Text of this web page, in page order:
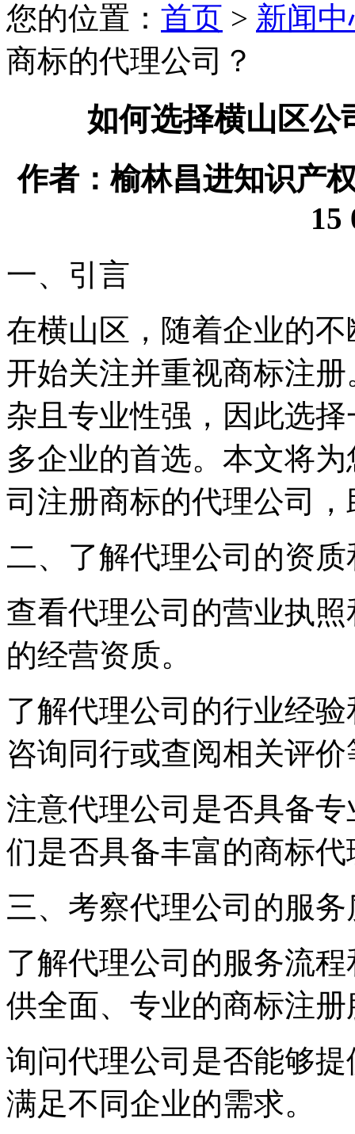
您的位置： 首页 > 新闻
商标的代理公司？
如何选择横山区公
作者：榆林昌进知识产
15
一、引言
在横山区，随着企业的
开始关注并重视商标注
杂且专业性强，因此选
多企业的首选。本文将
司注册商标的代理公司
二、了解代理公司的资质
查看代理公司的营业执
的经营资质。
了解代理公司的行业经
咨询同行或查阅相关评
注意代理公司是否具备
们是否具备丰富的商标
三、考察代理公司的服
了解代理公司的服务流
供全面、专业的商标注册
询问代理公司是否能够
满足不同企业的需求。